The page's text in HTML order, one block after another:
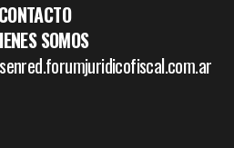
CONTACTO
SOMOS